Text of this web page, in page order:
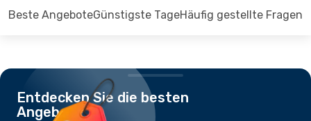
Beste AngeboteGünstigste TageHäufig gestellte Fragen
Entdecken Sie die besten
Angebote